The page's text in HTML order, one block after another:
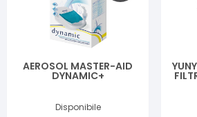
AEROSOL MASTER-AID
DYNAMIC+
Disponibile